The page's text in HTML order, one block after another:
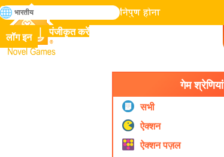
Novel Games
मानव इतिहास में सभी गेम में निपुण होना
खोजे
लॉग इन पंजीकृत करें
भारतीय
गेम श्रेणियां
सभी
ऐक्शन
ऐक्शन पज़ल